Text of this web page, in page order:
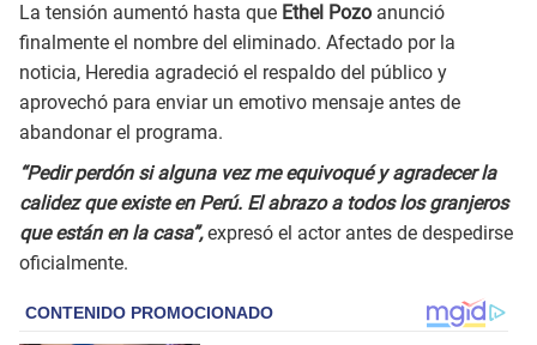
La tensión aumentó hasta que Ethel Pozo anunció
finalmente el nombre del eliminado. Afectado por la
noticia, Heredia agradeció el respaldo del público y
aprovechó para enviar un emotivo mensaje antes de
abandonar el programa.
“Pedir perdón si alguna vez me equivoqué y agradecer la
calidez que existe en Perú. El abrazo a todos los granjeros
que están en la casa”,expresó el actor antes de despedirse
oficialmente.